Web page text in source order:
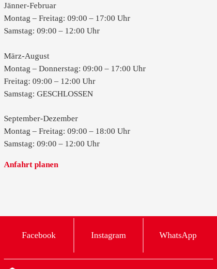
Jänner-Februar
Montag – Freitag: 09:00 – 17:00 Uhr
Samstag: 09:00 – 12:00 Uhr
März-August
Montag – Donnerstag: 09:00 – 17:00 Uhr
Freitag: 09:00 – 12:00 Uhr
Samstag: GESCHLOSSEN
September-Dezember
Montag – Freitag: 09:00 – 18:00 Uhr
Samstag: 09:00 – 12:00 Uhr
Anfahrt planen
Facebook Instagram WhatsApp